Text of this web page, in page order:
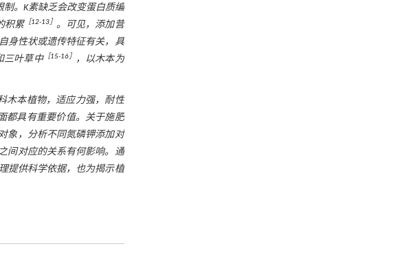
制。K素缺乏会改变蛋白质编
积累［12-13］ 。可见，添加营
身性状或遗传特征有关，具
三叶草中［15-16］
，以木本为
木本植物，适应力强，耐性
都具有重要价值。关于施肥
象，分析不同氮磷钾添加对
间对应的关系有何影响。通
提供科学依据，也为揭示植